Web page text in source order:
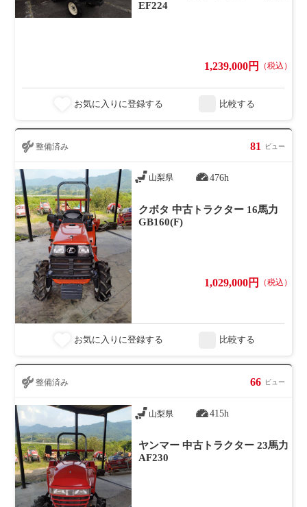
EF224
1,239,000円 （税込）
お気に入りに登録する 比較する
整備済み 81 ビュー
山梨県 476h
クボタ 中古トラクター 16馬力
GB160(F)
1,029,000円 （税込）
お気に入りに登録する 比較する
整備済み 66 ビュー
山梨県 415h
ヤンマー 中古トラクター 23馬力
AF230